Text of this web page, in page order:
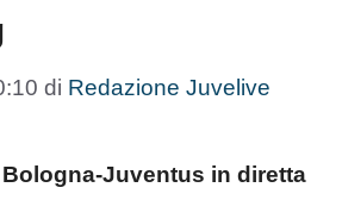
di Redazione Juvelive
Juventus in diretta